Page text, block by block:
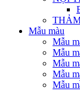
Mẫu màu
Mẫu
Mẫu
Mẫu
Mẫu
Mẫu